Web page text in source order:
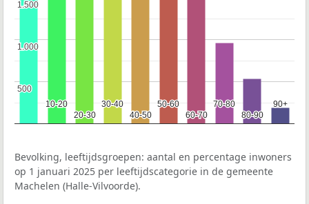
10-20
10-20
20-30
20-30
30-40
30-40
40-50
40-50
50-60
50-60
60-70
60-70
70-80
70-80
80-90
80-90
90+
90+
500
500
1.000
1.000
1.500
1.500
Bevolking, leeftijdsgroepen: aantal en percentage inwoners
op 1 januari 2025 per leeftijdscategorie in de gemeente
Machelen (Halle-Vilvoorde).